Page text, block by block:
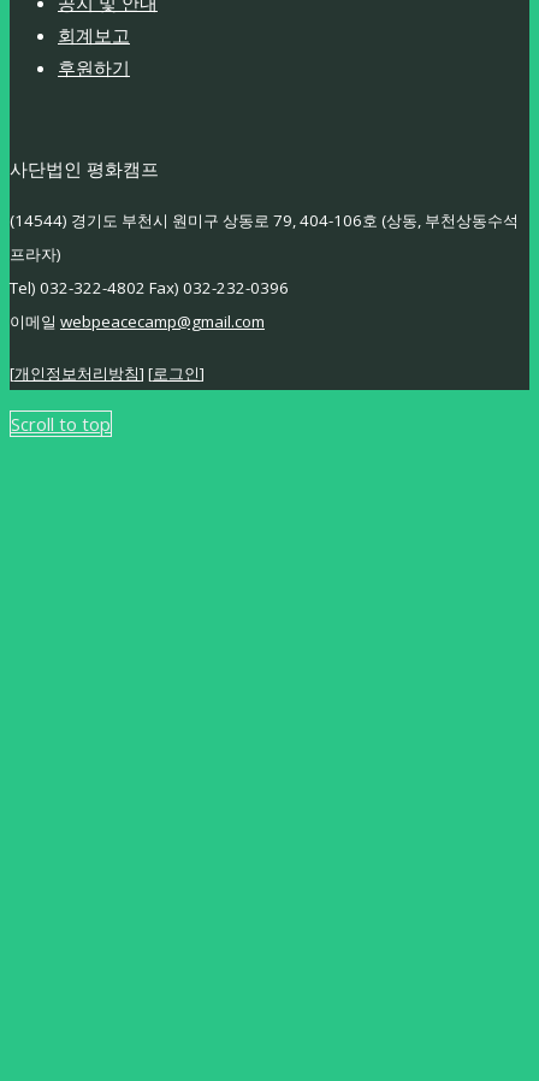
회계보고
후원하기
사단법인 평화캠프
(14544) 경기도 부천시 원미구 상동로 79, 404-106호 (상동, 부천상동수석
프라자)
Tel) 032-322-4802 Fax) 032-232-0396
이메일 webpeacecamp@gmail.com
[개인정보처리방침] [로그인]
Scroll to top